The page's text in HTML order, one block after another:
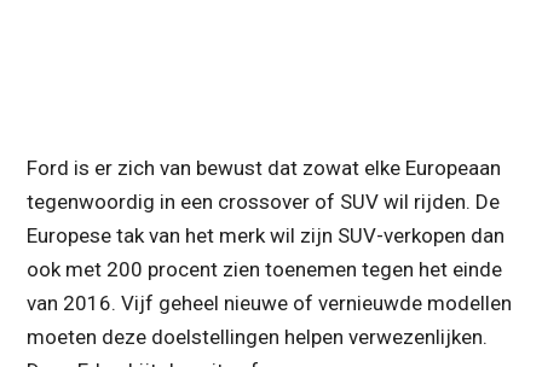
Ford is er zich van bewust dat zowat elke Europeaan
tegenwoordig in een crossover of SUV wil rijden. De
Europese tak van het merk wil zijn SUV-verkopen dan
ook met 200 procent zien toenemen tegen het einde
van 2016. Vijf geheel nieuwe of vernieuwde modellen
moeten deze doelstellingen helpen verwezenlijken.